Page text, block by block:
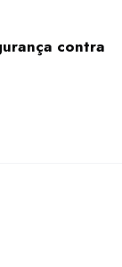
contra